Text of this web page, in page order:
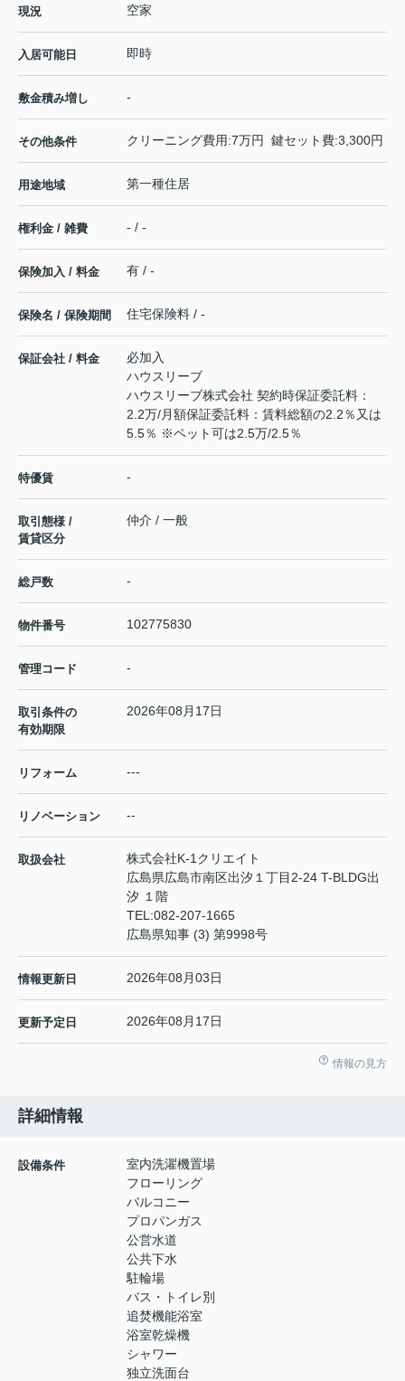
現況 空家
入居可能日 即時
敷金積み増し -
その他条件 クリーニング費用:7万円 鍵セット費:3,300円
用途地域 第一種住居
権利金 / 雑費 - / -
保険加入 / 料金 有 / -
保険名 / 保険期間 住宅保険料 / -
保証会社 / 料金
必加入
ハウスリーブ
ハウスリーブ株式会社 契約時保証委託料：
2.2万/月額保証委託料：賃料総額の2.2％又は
5.5％ ※ペット可は2.5万/2.5％
特優賃 -
取引態様 /
賃貸区分
仲介 / 一般
総戸数 -
物件番号 102775830
管理コード -
取引条件の
有効期限
2026年08月17日
リフォーム ---
リノベーション --
取扱会社
株式会社K-1クリエイト
広島県広島市南区出汐１丁目2-24 T-BLDG出
汐 １階
TEL:082-207-1665
広島県知事 (3) 第9998号
情報更新日 2026年08月03日
更新予定日 2026年08月17日
情報の見方
詳細情報
設備条件
室内洗濯機置場
フローリング
バルコニー
プロパンガス
公営水道
公共下水
駐輪場
バス・トイレ別
追焚機能浴室
浴室乾燥機
シャワー
独立洗面台